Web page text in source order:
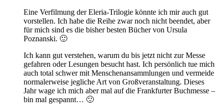
Eine Verfilmung der Eleria-Trilogie könnte ich mir auch gut
vorstellen. Ich habe die Reihe zwar noch nicht beendet, aber
für mich sind es die bisher besten Bücher von Ursula
Poznanski. 🙂
Ich kann gut verstehen, warum du bis jetzt nicht zur Messe
gefahren oder Lesungen besucht hast. Ich persönlich tue mich
auch total schwer mit Menschenansammlungen und vermeide
normalerweise jegliche Art von Großveranstaltung. Dieses
Jahr wage ich mich aber mal auf die Frankfurter Buchmesse –
bin mal gespannt… 🙂